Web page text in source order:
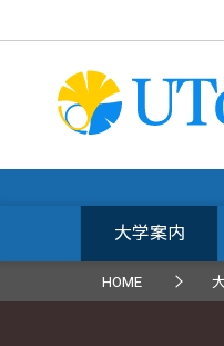
大学案内
HOME